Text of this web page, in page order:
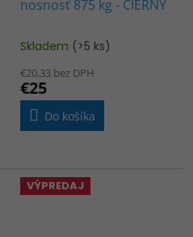
nosnosť 875 kg - ČIERNY
Priemerné
produktu
je
5,0
Skladem (>5 ks)
€20,33 bez DPH
€25
Do košíka
VÝPREDAJ